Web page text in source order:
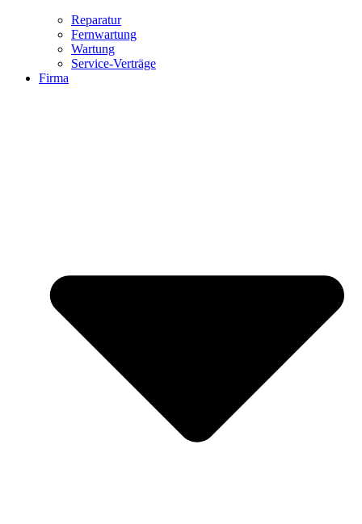
Reparatur
Fernwartung
Wartung
Service-Verträge
Firma